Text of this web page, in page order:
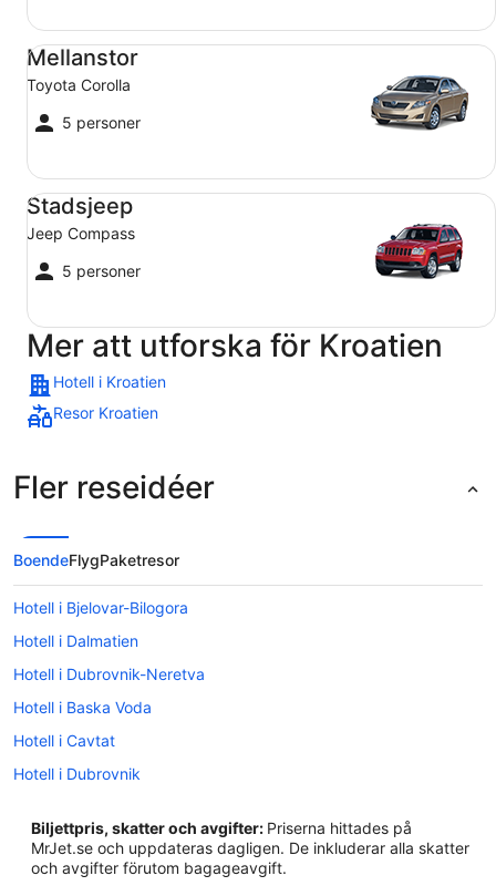
Mellanstor
Toyota Corolla
5 personer
Mellanstor Toyota Corolla
Stadsjeep
Jeep Compass
5 personer
Stadsjeep Jeep Compass
Mer att utforska för Kroatien
Hotell i Kroatien
Resor Kroatien
Fler reseidéer
BoendeFlygPaketresor
Hotell i Bjelovar-Bilogora
Hotell i Dalmatien
Hotell i Dubrovnik-Neretva
Hotell i Baska Voda
Hotell i Cavtat
Hotell i Dubrovnik
Hotell i Krk
Hotell i Omis
Biljettpris, skatter och avgifter: Priserna hittades på
MrJet.se och uppdateras dagligen. De inkluderar alla skatter
och avgifter förutom bagageavgift.